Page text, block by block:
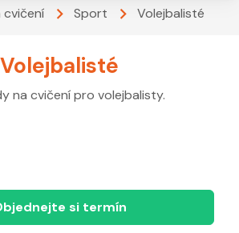
cvičení Sport Volejbalisté
Volejbalisté
na cvičení pro volejbalisty.
si termín